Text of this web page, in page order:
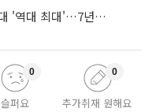
갤럭시 Z 폴드8, 사전판매 144만대 '역대 최대'…7년만에 갤노트10 기록 넘어
슬퍼요
0
추가취재 원해요
0